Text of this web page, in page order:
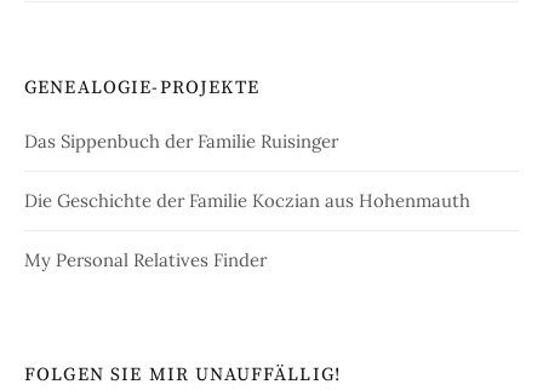
GENEALOGIE-PROJEKTE
Das Sippenbuch der Familie Ruisinger
Die Geschichte der Familie Koczian aus Hohenmauth
My Personal Relatives Finder
FOLGEN SIE MIR UNAUFFÄLLIG!